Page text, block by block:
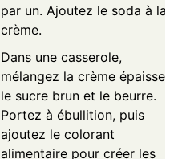
par un. Ajoutez le soda à la
crème.
Dans une casserole,
mélangez la crème épaisse,
le sucre brun et le beurre.
Portez à ébullition, puis
ajoutez le colorant
alimentaire pour créer les